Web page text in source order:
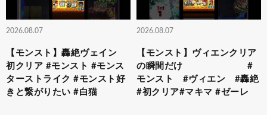
2026.08.07
【モンスト】轟絶ヴェイン
初クリア #モンスト #モンス
ターストライク #モンスト好
きと繋がりたい #白猫
2026.08.07
【モンスト】ヴィエンクリア
の瞬間だけ #
モンスト #ヴィエン #轟絶
#初クリア#マキマ #ゼーレ